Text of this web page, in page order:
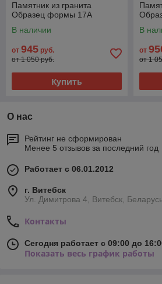
Памятник из гранита
Образец формы 17А
В наличии
от 945 руб.
от 1 050 руб.
Купить
В
от
от 1
О нас
Рейтинг не сформирован
Менее 5 отзывов за последний год
Работает с 06.01.2012
г. Витебск
Ул. Димитрова 4, Витебск,
Контакты
Сегодня работает с 09:00 до
Показать весь график работы